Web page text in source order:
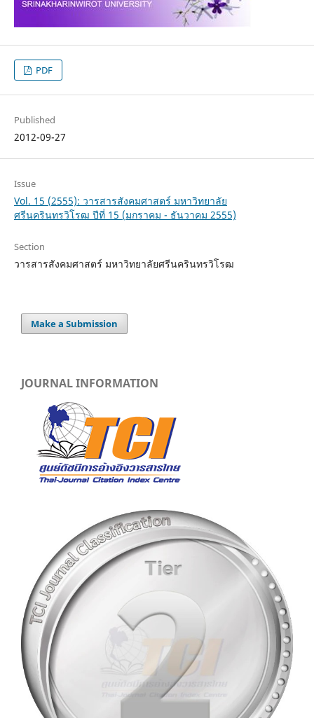
PDF
Published
2012-09-27
Issue
Vol. 15 (2555): วารสารสังคมศาสตร์ มหาวิทยาลัย
ศรีนครินทรวิโรฒ ปีที่ 15 (มกราคม - ธันวาคม 2555)
Section
วารสารสังคมศาสตร์ มหาวิทยาลัยศรีนครินทรวิโรฒ
Make a Submission
JOURNAL INFORMATION